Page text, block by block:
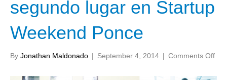
segundo lugar en Startup
Weekend Ponce
By Jonathan Maldonado | September 4, 2014 | Comments Offon